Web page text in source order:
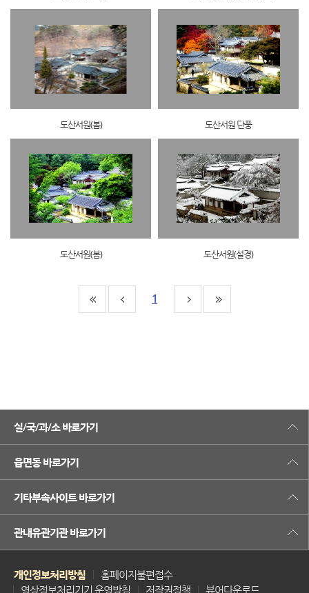
도산서원(봄) 도산서원 단풍
도산서원(봄) 도산서원(설경)
1
실/국/과/소 바로가기
읍면동 바로가기
기타부속사이트 바로가기
관내유관기관 바로가기
개인정보처리방침
홈페이지불편접수
영상정보처리기기 운영방침
저작권정책 뷰어다운로드